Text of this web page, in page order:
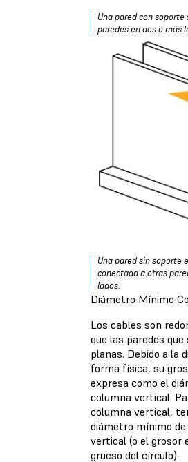
Una pared con
paredes en dos o más
Una pared sin soporte
conectada a otras
lados.
Diámetro Mínimo
Los cables son
que las paredes
planas. Debido a la
forma física, su
expresa como el
columna vertical.
columna vertical,
diámetro mínimo
vertical (o el grosor
grueso del círculo).